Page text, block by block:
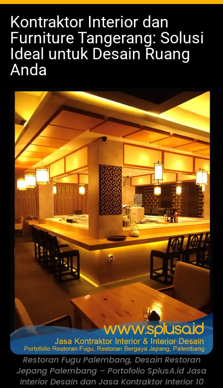
Kontraktor Interior dan
Furniture Tangerang: Solusi
Ideal untuk Desain Ruang
Anda
Restoran Fugu Palembang, Desain Restoran
Jepang Palembang – Portofolio SplusA.id Jasa
Interior Desain dan Jasa Kontraktor Interior 10